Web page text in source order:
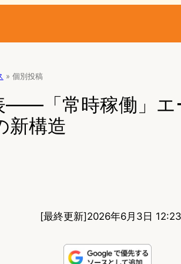
» 個別投稿
「常時稼働」エ
新構造
[最終更新]2026年6月3日 12:23